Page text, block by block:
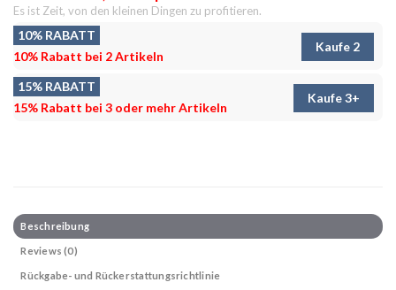
Es ist Zeit, von den kleinen Dingen zu profitieren.
10% RABATT
10% Rabatt bei 2 Artikeln
Kaufe 2
15% RABATT
15% Rabatt bei 3 oder mehr Artikeln
Kaufe 3+
Beschreibung
Reviews (0)
Rückgabe- und Rückerstattungsrichtlinie